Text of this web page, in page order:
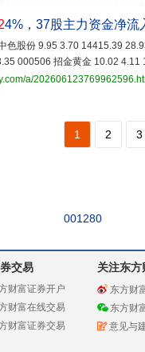
4%，37股主力资金净流
色股份 9.95 3.70 14415.39
000506 招金黄金 10.02
a/
1 2 3
001280
交易
财富证券开户
财富在线交易
财富证券交易
关注东方
东方财
东方财
意见与